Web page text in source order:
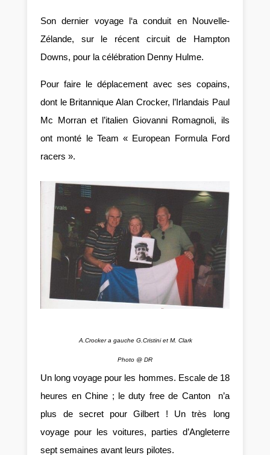
Son dernier voyage l‘a conduit en Nouvelle-
Zélande, sur le récent circuit de Hampton
Downs, pour la célébration Denny Hulme.
Pour faire le déplacement avec ses copains,
dont le Britannique Alan Crocker, l’Irlandais Paul
Mc Morran et l’italien Giovanni Romagnoli, ils
ont monté le Team « European Formula Ford
racers ».
A.Crocker a gauche G.Cristini et M. Clark
Photo @ DR
Un long voyage pour les hommes. Escale de 18
heures en Chine ; le duty free de Canton n’a
plus de secret pour Gilbert ! Un très long
voyage pour les voitures, parties d’Angleterre
sept semaines avant leurs pilotes.